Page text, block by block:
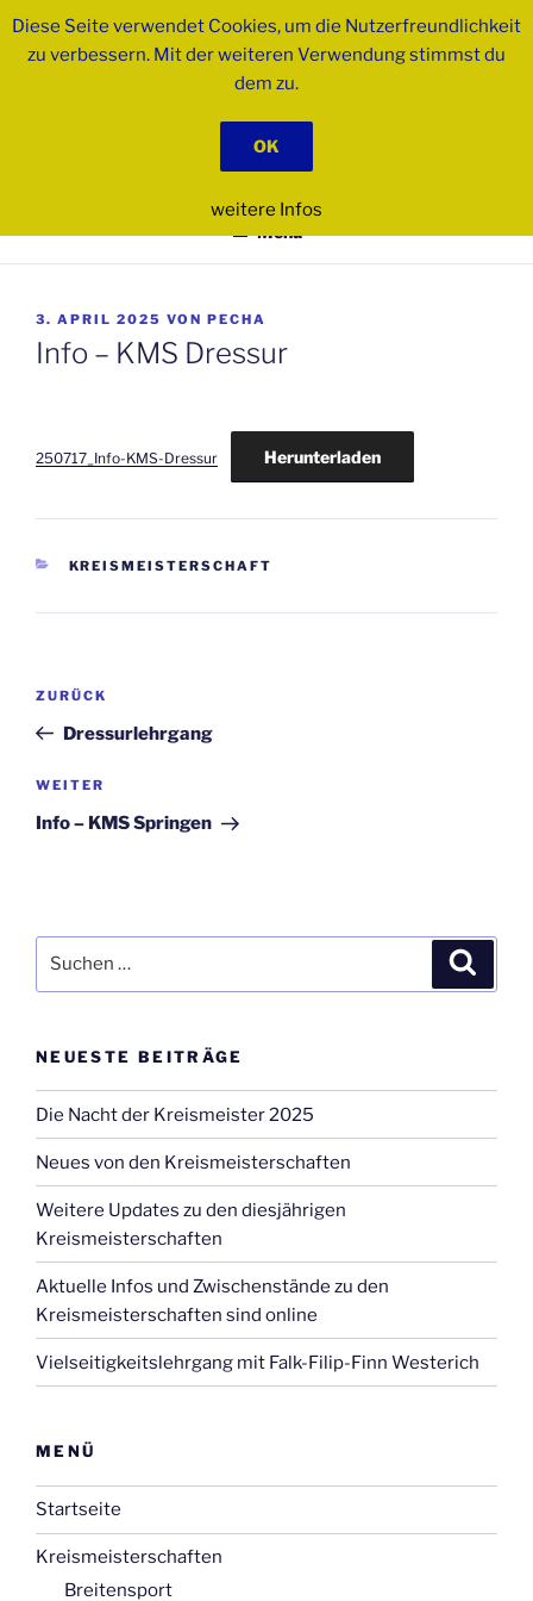
Zum
PSK BIBERACH E.V.
Menü
VERÖFFENTLICHT
AM
3. APRIL 2025 VON PECHA
Info – KMS Dressur
250717_Info-KMS-Dressur Herunterladen
KATEGORIEN
KREISMEISTERSCHAFT
Beitragsnavigation
Vorheriger
Beitrag
ZURÜCK
Dressurlehrgang
Nächster
Beitrag
WEITER
Info – KMS Springen
nach:
NEUESTE BEITRÄGE
Die Nacht der Kreismeister 2025
Neues von den Kreismeisterschaften
Weitere Updates zu den diesjährigen
Kreismeisterschaften
Aktuelle Infos und Zwischenstände zu den
Kreismeisterschaften sind online
Vielseitigkeitslehrgang mit Falk-Filip-Finn Westerich
MENÜ
Startseite
Kreismeisterschaften
Breitensport
Diese Seite verwendet Cookies, um die Nutzerfreundlichkeit
zu verbessern. Mit der weiteren Verwendung stimmst du
dem zu.
OK
weitere Infos